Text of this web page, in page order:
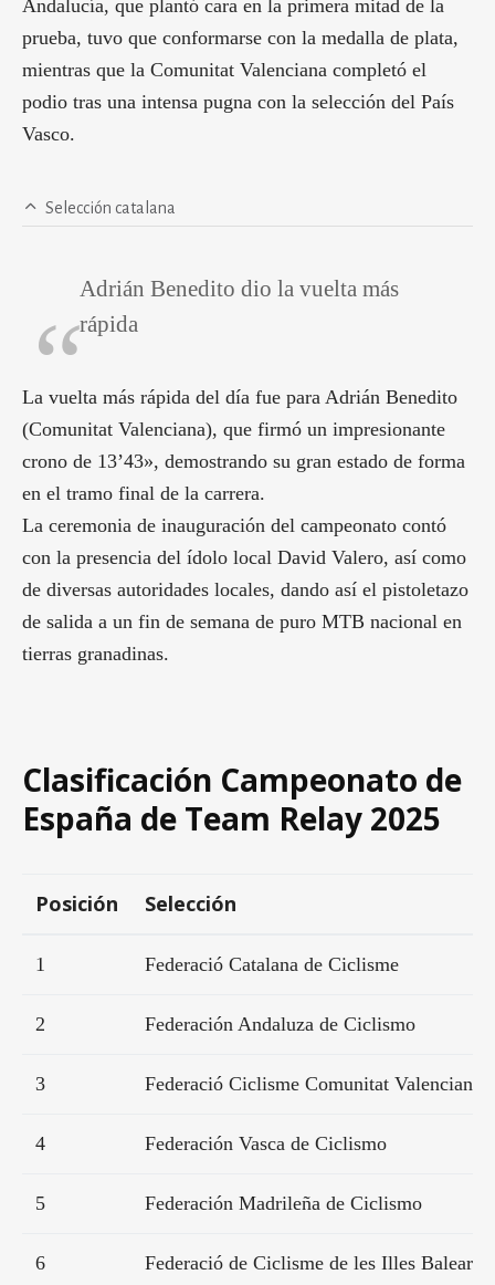
Andalucía, que plantó cara en la primera mitad de la
prueba, tuvo que conformarse con la medalla de plata,
mientras que la Comunitat Valenciana completó el
podio tras una intensa pugna con la selección del País
Vasco.
Selección catalana
Adrián Benedito dio la vuelta más
rápida
La vuelta más rápida del día fue para Adrián Benedito
(Comunitat Valenciana), que firmó un impresionante
crono de 13’43», demostrando su gran estado de forma
en el tramo final de la carrera.
La ceremonia de inauguración del campeonato contó
con la presencia del ídolo local David Valero, así como
de diversas autoridades locales, dando así el pistoletazo
de salida a un fin de semana de puro MTB nacional en
tierras granadinas.
Clasificación Campeonato de
España de Team Relay 2025
Posición Selección
1 Federació Catalana de Ciclisme
2 Federación Andaluza de Ciclismo
3 Federació Ciclisme Comunitat Valenciana
4 Federación Vasca de Ciclismo
5 Federación Madrileña de Ciclismo
6 Federació de Ciclisme de les Illes Balears